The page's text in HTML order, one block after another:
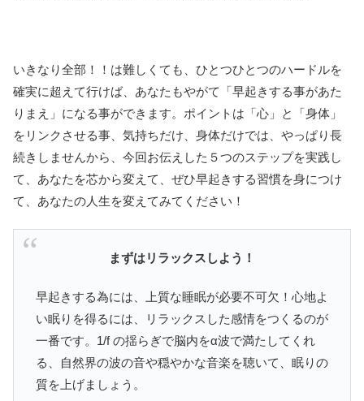
いきなり全部！！は難しくても、ひとつひとつのハードルを
確実に超えて行けば、あなたもやがて「早起きする事があた
りまえ」になる事ができます。ポイントは「心」と「身体」
をリンクさせる事、気持ちだけ、身体だけでは、やっぱり長
続きしませんから、今回お伝えした５つのステップを実践し
て、あなたを芯から変えて、ぜひ早起きする習慣を身につけ
て、あなたの人生を変えてみてください！
まずはリラックスしよう！
早起きする為には、上質な睡眠が必要不可欠！心地よ
い眠りを得るには、リラックスした感情をつくるのが
一番です。1/f の揺らぎで脳内をα波で満たしてくれ
る、自然界の波の音や穏やかな音楽を聴いて、眠りの
質を上げましょう。